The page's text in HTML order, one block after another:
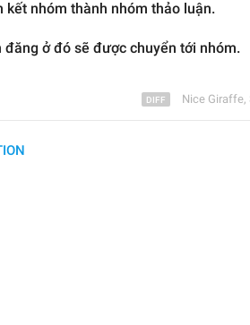
kết nhóm thành nhóm thảo luận.
đăng ở đó sẽ được chuyển tới nhóm.
Nice Giraffe,